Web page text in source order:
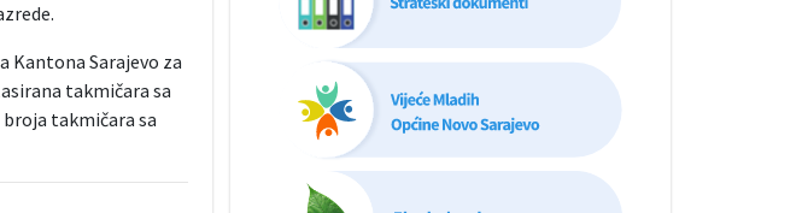
Kantona Sarajevo za
takmičara sa
takmičara sa